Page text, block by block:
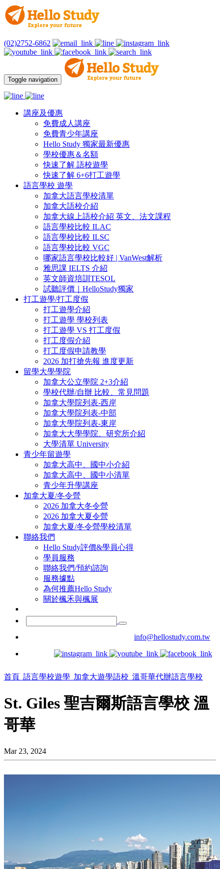
(02)2752-6862
Toggle navigation
講座及優惠
免費成人講座
免費青少年講座
Hello Study 獨家最新優惠
學校優惠＆名額
快速了解 語校遊學
快速了解 6+6打工遊學
語言學校 遊學
加拿大語言學校清單
加拿大語校介紹
加拿大線上語校介紹 英文、法文課程
語言學校比較 ILAC
語言學校比較 ILSC
語言學校比較 VGC
哪家語言學校比較好 | VanWest解析
雅思課 IELTS 介紹
英文師資培訓TESOL
試聽評價｜HelloStudy獨家
打工遊學/打工度假
打工遊學介紹
打工遊學 學校列表
打工遊學 VS 打工度假
打工度假介紹
打工度假申請教學
2026 加打搶先報 進度更新
留學大學學院
加拿大公立學院 2+3介紹
學校代辦/自辦 比較、常見問題
加拿大學院列表-西岸
加拿大學院列表-中部
加拿大學院列表-東岸
加拿大大學學院、研究所介紹
大學清單 University
青少年留遊學
加拿大高中、國中小介紹
加拿大高中、國中小清單
青少年升學講座
加拿大夏/冬令營
2026 加拿大冬令營
2026 加拿大夏令營
加拿大夏/冬令營學校清單
聯絡我們
Hello Study評價&學員心得
學員服務
聯絡我們/預約諮詢
服務據點
為何推薦Hello Study
關於楓禾與楓展
info@hellostudy.com.tw
首頁 語言學校遊學 加拿大遊學語校 溫哥華代辦語言學校
St. Giles 聖吉爾斯語言學校 溫
哥華
Mar 23, 2024